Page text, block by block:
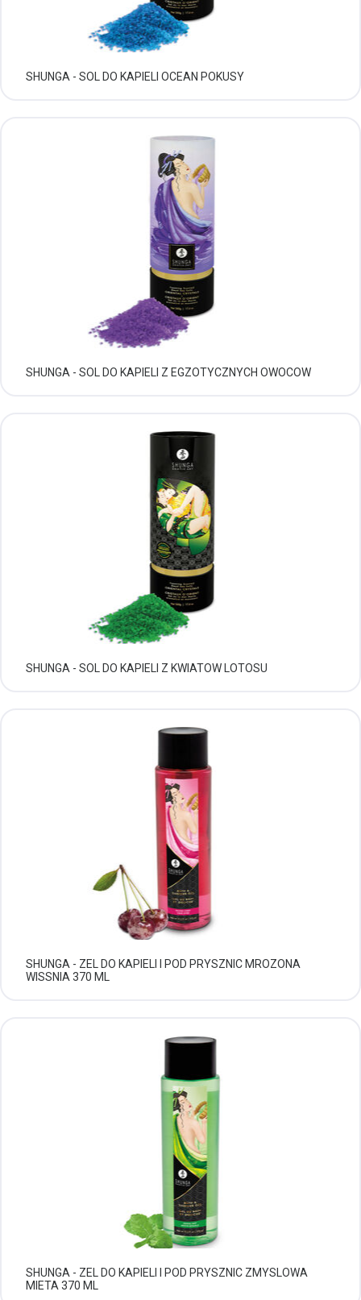
SHUNGA - SOL DO KAPIELI OCEAN POKUSY
SHUNGA - SOL DO KAPIELI Z EGZOTYCZNYCH OWOCOW
SHUNGA - SOL DO KAPIELI Z KWIATOW LOTOSU
SHUNGA - ZEL DO KAPIELI I POD PRYSZNIC MROZONA
WISSNIA 370 ML
SHUNGA - ZEL DO KAPIELI I POD PRYSZNIC ZMYSLOWA
MIETA 370 ML